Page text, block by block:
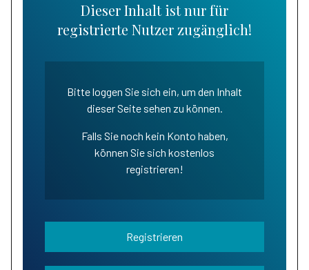
Dieser Inhalt ist nur für
registrierte Nutzer zugänglich!
Bitte loggen Sie sich ein, um den Inhalt
dieser Seite sehen zu können.
Falls Sie noch kein Konto haben,
können Sie sich kostenlos
registrieren!
Registrieren